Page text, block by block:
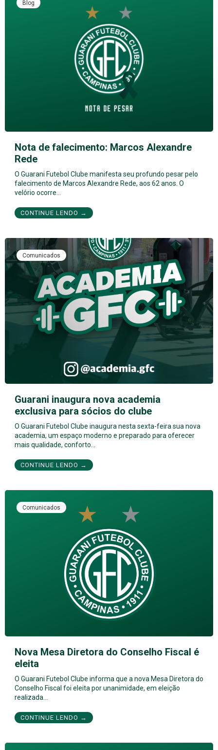
Blog
Nota de falecimento: Marcos Alexandre
Rede
O Guarani Futebol Clube manifesta seu profundo pesar pelo
falecimento de Marcos Alexandre Rede, aos 62 anos. O
velório ocorre…
CONTINUE LENDO →
Comunicados
Guarani inaugura nova academia
exclusiva para sócios do clube
O Guarani Futebol Clube inaugura nesta sexta-feira sua nova
academia, um espaço moderno e preparado para oferecer
mais qualidade, conforto…
CONTINUE LENDO →
Comunicados
Nova Mesa Diretora do Conselho Fiscal é
eleita
O Guarani Futebol Clube informa que a nova Mesa Diretora do
Conselho Fiscal foi eleita por unanimidade, em eleição
realizada…
CONTINUE LENDO →